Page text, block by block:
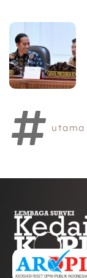
utama
AFILIASI